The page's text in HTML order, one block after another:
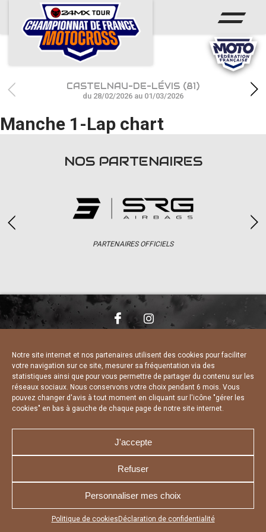
Notre site internet et nos partenaires utilisent des cookies pour faciliter
votre navigation sur ce site, mesurer sa fréquentation via des
statistiques ainsi que pour vous permettre de partager du contenu sur les
réseaux sociaux. Nous conservons votre choix pendant 6 mois. Vous
pouvez changer d'avis à tout moment en cliquant sur l'icône "gérer les
cookies" en bas à gauche de chaque page de notre site internet.
J'accepte
Refuser
Personnaliser mes choix
Politique de cookies Déclaration de confidentialité
Appuyez sur le bouton partager en bas de votre
ACCUEIL
ACTUS
CALENDRIER
RÉSULTATS
PHOTOS / WEB TV
CASTELNAU-DE-LÉVIS (81)
du 28/02/2026 au 01/03/2026
Manche 1-Lap chart
NOS PARTENAIRES
PARTENAIRES OFFICIELS
CHARTE DE CONFIDENTIALITÉ
DÉCLARATION DE CONFIDENTIALITÉ
POLITIQUE D’UTILISATION DES COOKIES
RÉALISÉ PAR L’AGENCE WEB A3 WEB